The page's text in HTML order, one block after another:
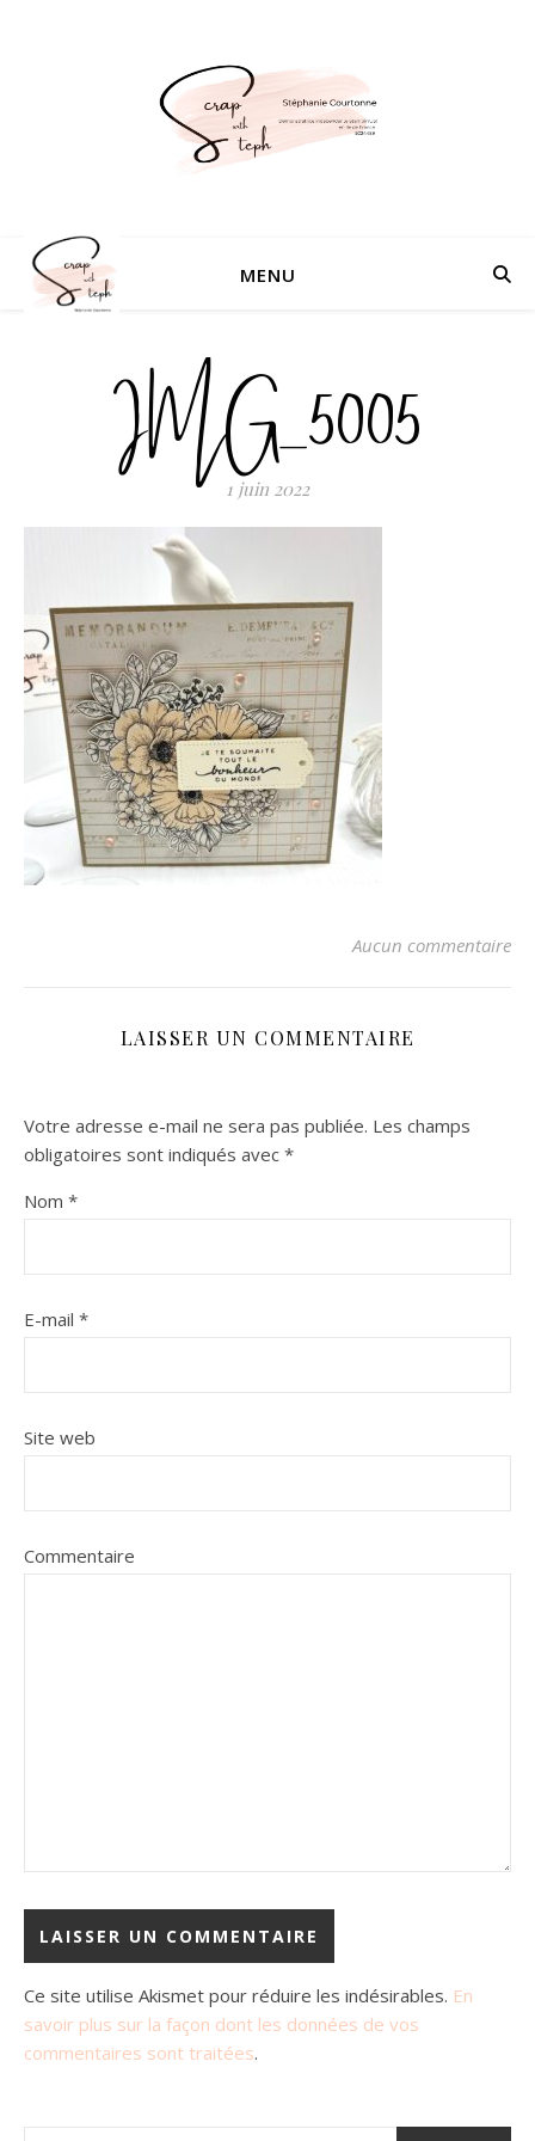
MENU
IMG_5005
1 juin 2022
Aucun commentaire
LAISSER UN COMMENTAIRE
Votre adresse e-mail ne sera pas publiée. Les champs
obligatoires sont indiqués avec *
Nom *
E-mail *
Site web
Commentaire
Ce site utilise Akismet pour réduire les indésirables. En
savoir plus sur la façon dont les données de vos
commentaires sont traitées.